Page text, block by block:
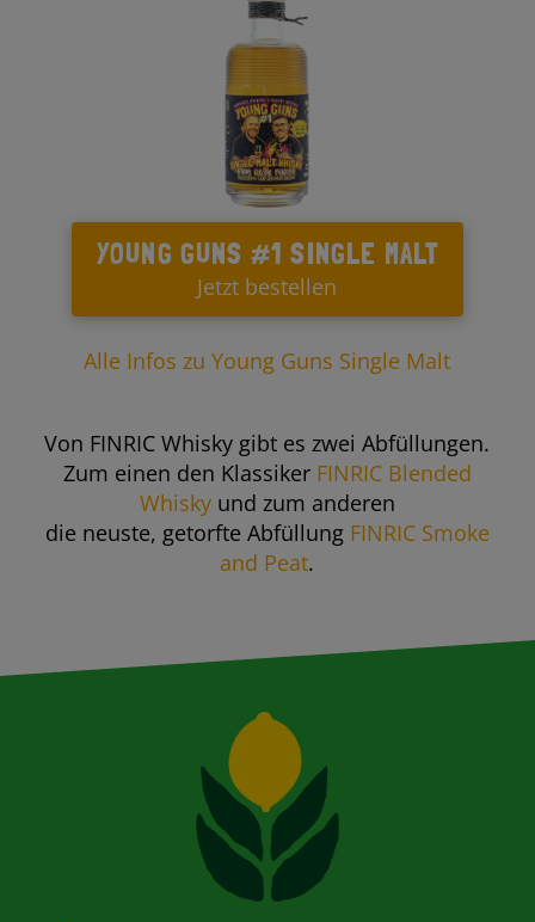
YOUNG GUNS #1 SINGLE MALT
Jetzt bestellen
Alle Infos zu Young Guns Single Malt
Von FINRIC Whisky gibt es zwei Abfüllungen.
Zum einen den Klassiker FINRIC Blended
Whiskyund zum anderen
die neuste, getorfte Abfüllung FINRIC Smoke
and Peat.